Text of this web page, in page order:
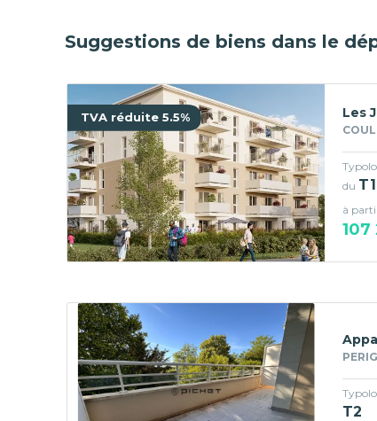
Suggestions de biens dans le
TVA réduite 5.5% Les
du T1
à
107
T2